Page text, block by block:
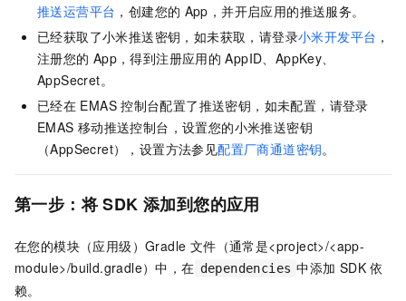
推送运营平台 ，创建您的 App，并开启应用的推送服务。
已经获取了小米推送密钥，如未获取，请登录小米开发平台 ，
注册您的 App，得到注册应用的 AppID、AppKey、
AppSecret。
已经在 EMAS 控制台配置了推送密钥，如未配置，请登录
EMAS 移动推送控制台，设置您的小米推送密钥
（AppSecret），设置方法参见配置厂商通道密钥。
第一步：将 SDK 添加到您的应用
在您的模块（应用级）Gradle 文件（通常是<project>/<app-
module>/build.gradle）中，在 dependencies 中添加 SDK 依
赖。